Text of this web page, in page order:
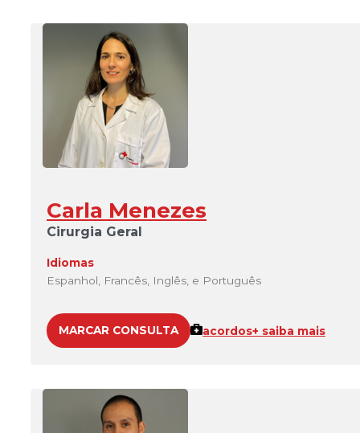
Carla Menezes
Cirurgia Geral
Idiomas
Espanhol, Francês, Inglês, e Português
MARCAR CONSULTA acordos+ saiba mais